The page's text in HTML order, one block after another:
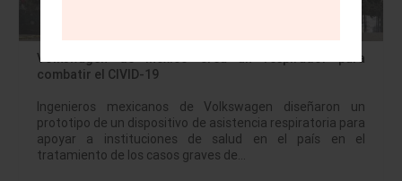
Volkswagen de México crea un respirador para
combatir el CIVID-19
Ingenieros mexicanos de Volkswagen diseñaron un
prototipo de un dispositivo de asistencia respiratoria para
apoyar a instituciones de salud en el país en el
tratamiento de los casos graves de…